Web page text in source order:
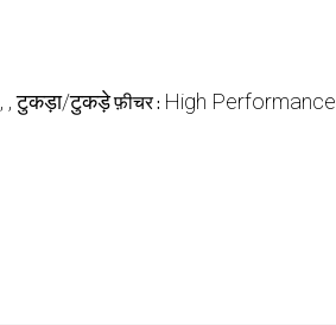
, , टुकड़ा/टुकड़ेफ़ीचर : High Performance